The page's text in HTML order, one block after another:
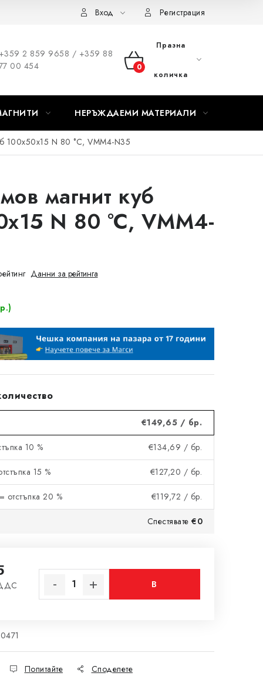
Вход Регистрация
2 859 9658 / +359 88
00 454
КОЛИЧКА
ПАЗАРУВАНЕ
Празна
количка
НЕРЪЖДАЕМИ МАТЕРИАЛИ
100x50x15 N 80 °C, VMM4-N35
магнит куб
N 80 °C, VMM4-
Данни за рейтинга
€149,65 / бр.
10 % €134,69 / бр.
15 % €127,20 / бр.
20 % €119,72 / бр.
Спестявате €0
цената:
В
Попитайте Споделете